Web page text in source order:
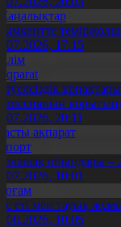
17:15
20:11
ақпарат
ойындары –
10:01
еті мен тауық
10:05